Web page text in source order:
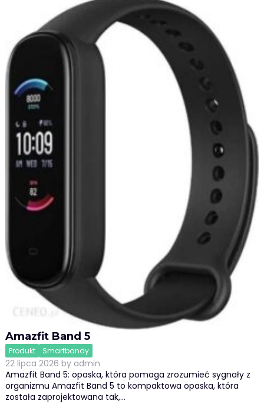
Amazfit Band 5
Produkt Smartbandy
22 lipca 2026 by admin
Amazfit Band 5: opaska, która pomaga zrozumieć sygnały z
organizmu Amazfit Band 5 to kompaktowa opaska, która
została zaprojektowana tak,…